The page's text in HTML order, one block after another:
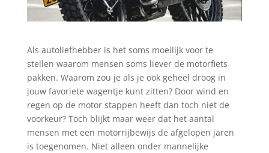
Als autoliefhebber is het soms moeilijk voor te
stellen waarom mensen soms liever de motorfiets
pakken. Waarom zou je als je ook geheel droog in
jouw favoriete wagentje kunt zitten? Door wind en
regen op de motor stappen heeft dan toch niet de
voorkeur? Toch blijkt maar weer dat het aantal
mensen met een motorrijbewijs de afgelopen jaren
is toegenomen. Niet alleen onder mannelijke